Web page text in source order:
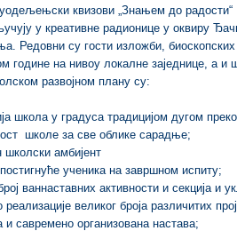
квизови „Знањем до
у креативне радионице у оквиру
Редовни су гости изложби,
године на нивоу локалне заједнице, а
развојном плану су:
школа у градуса традицијом дугом
школе за све облике сарадње;
школски амбијент
ученика на завршном испиту;
ваннаставних активности и секција и
великог броја различитих
и савремено организована настава;